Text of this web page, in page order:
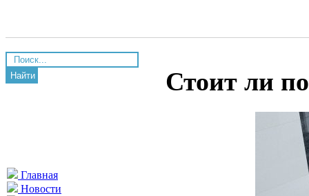
Найти
Главная
Новости
Стоит ли